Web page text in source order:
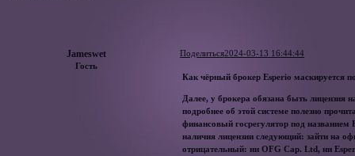
Поделиться2024-03-13 16:44:44
Jameswet
Гость
Как чёрный брокер Esperio маскируется
Далее, у брокера обязана быть лицензия
подробнее об этой системе полезно
финансовый госрегулятор под
наличия лицензии следующий: зайти на
отрицательный: ни OFG Cap. Ltd, ни